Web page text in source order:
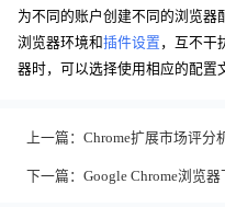
为不同的账户创建不同的浏览器
浏览器环境和插件设置 ，互不干
器时，可以选择使用相应的配置
上一篇： Chrome扩展市场评分
下一篇： Google Chrome浏览